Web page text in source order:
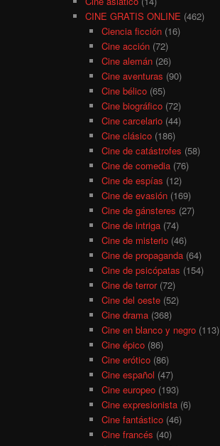
CINE GRATIS ONLINE (462)
Ciencia ficción(16)
Cine acción(72)
Cine alemán(26)
Cine aventuras (90)
Cine bélico(65)
Cine biográfico(72)
Cine carcelario(44)
Cine clásico(186)
Cine de catástrofes (58)
Cine de comedia(76)
Cine de espías (12)
Cine de evasión(169)
Cine de gánsteres (27)
Cine de intriga(74)
Cine de misterio(46)
Cine de propaganda(64)
Cine de psicópatas (154)
Cine de terror(72)
Cine del oeste(52)
Cine drama(368)
Cine en blanco y negro(113)
Cine épico(86)
Cine erótico(86)
Cine español (47)
Cine europeo(193)
Cine expresionista(6)
Cine fantástico(46)
Cine francés (40)